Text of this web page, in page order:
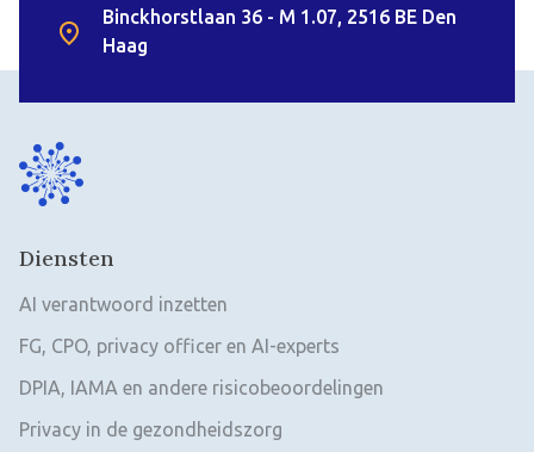
Binckhorstlaan 36 - M 1.07, 2516 BE Den
Haag
Diensten
AI verantwoord inzetten
FG, CPO, privacy officer en AI-experts
DPIA, IAMA en andere risicobeoordelingen
Privacy in de gezondheidszorg